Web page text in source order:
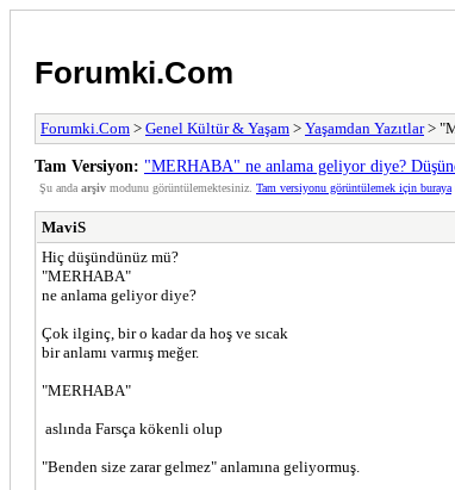
Forumki.Com
Forumki.Com > Genel Kültür & Yaşam > Yaşamdan Yazıtlar>
Tam Versiyon: "MERHABA" ne anlama geliyor diye?
Şu anda arşiv modunu görüntülemektesiniz. Tam versiyonu görüntülemek için buraya
MaviS
Hiç düşündünüz mü?
"MERHABA"
ne anlama geliyor diye?
Çok ilginç, bir o kadar da hoş ve sıcak
bir anlamı varmış meğer.
"MERHABA"
aslında Farsça kökenli olup
"Benden size zarar gelmez" anlamına geliyormuş.